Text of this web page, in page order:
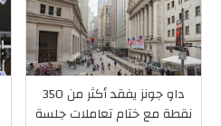
داو جونز يفقد أكثر من 350
نقطة مع ختام تعاملات جلسة